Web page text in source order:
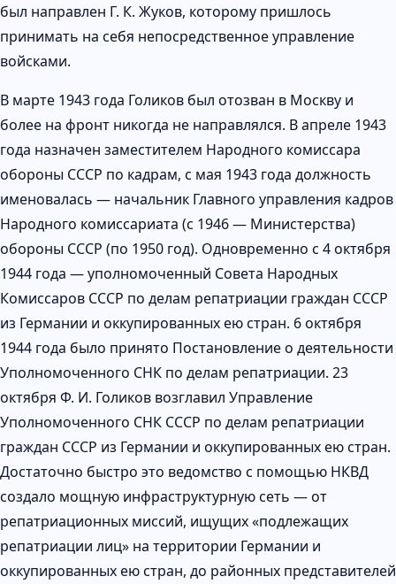
был направлен Г. К. Жуков, которому пришлось
принимать на себя непосредственное управление
войсками.
В марте 1943 года Голиков был отозван в Москву и
более на фронт никогда не направлялся. В апреле 1943
года назначен заместителем Народного комиссара
обороны СССР по кадрам, с мая 1943 года должность
именовалась — начальник Главного управления кадров
Народного комиссариата (с 1946 — Министерства)
обороны СССР (по 1950 год). Одновременно с 4 октября
1944 года — уполномоченный Совета Народных
Комиссаров СССР по делам репатриации граждан СССР
из Германии и оккупированных ею стран. 6 октября
1944 года было принято Постановление о деятельности
Уполномоченного СНК по делам репатриации. 23
октября Ф. И. Голиков возглавил Управление
Уполномоченного СНК СССР по делам репатриации
граждан СССР из Германии и оккупированных ею стран.
Достаточно быстро это ведомство с помощью НКВД
создало мощную инфраструктурную сеть — от
репатриационных миссий, ищущих «подлежащих
репатриации лиц» на территории Германии и
оккупированных ею стран, до районных представителей